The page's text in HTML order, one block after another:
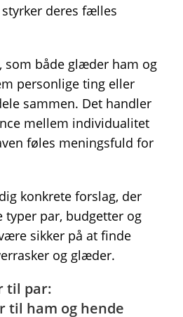
deres fælles
som både glæder ham og
personlige ting eller
sammen. Det handler
mellem individualitet
føles meningsfuld for
konkrete forslag, der
typer par, budgetter og
sikker på at finde
og glæder.
til par:
til ham og hende